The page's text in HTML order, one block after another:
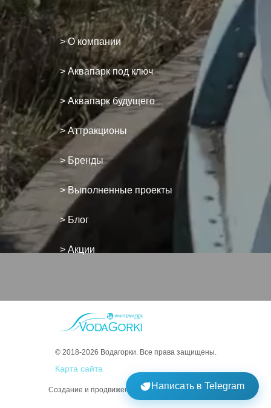
> О компании
> Аквапарк под ключ
> Аквапарк будущего
> Аттракционы
> Бренды
> Выполненные проекты
> Блог
> Акции
© 2018-2026 Водагорки. Все права защищены.
Карта сайта
Создание и продвижение сайтов:Написать в Telegram